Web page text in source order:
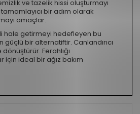
ve tazelik hissi oluşturmayı
bir adım olarak
amaçlar.
hale getirmeyi hedefleyen bu
bir alternatiftir. Canlandırıcı
Ferahlığı
için ideal bir ağız bakım